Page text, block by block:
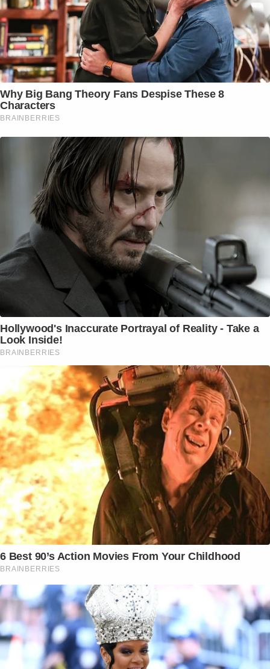
Why Big Bang Theory Fans Despise These 8
Characters
BRAINBERRIES
Hollywood's Inaccurate Portrayal of Reality - Take a
Look Inside!
BRAINBERRIES
6 Best 90’s Action Movies From Your Childhood
BRAINBERRIES